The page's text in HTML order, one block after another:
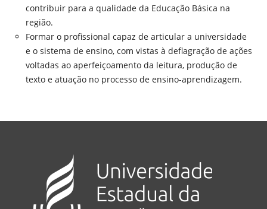
contribuir para a qualidade da Educação Básica na
região.
Formar o profissional capaz de articular a universidade
e o sistema de ensino, com vistas à deflagração de ações
voltadas ao aperfeiçoamento da leitura, produção de
texto e atuação no processo de ensino-aprendizagem.